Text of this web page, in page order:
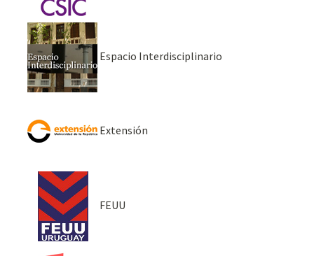
Espacio Interdisciplinario
Extensión
FEUU